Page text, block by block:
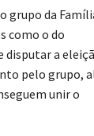
grupo da
como o do
disputar a
pelo grupo,
unir o